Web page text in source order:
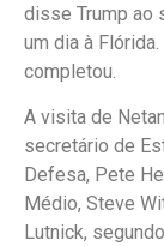
disse Trump ao
um dia à
completou.
A visita de
secretário de
Defesa, Pete
Médio, Steve
Lutnick,